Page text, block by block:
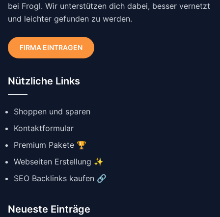
bei Frogl. Wir unterstützen dich dabei, besser vernetzt
und leichter gefunden zu werden.
FIRMA EINTRAGEN
Nützliche Links
Shoppen und sparen
Kontaktformular
Premium Pakete 🏆
Webseiten Erstellung ✨
SEO Backlinks kaufen 🔗
Neueste Einträge